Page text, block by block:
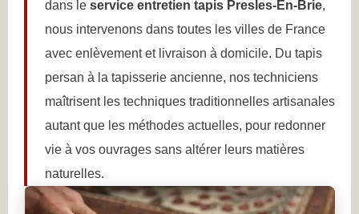
dans le service entretien tapis Presles-En-Brie,
nous intervenons dans toutes les villes de France
avec enlèvement et livraison à domicile. Du tapis
persan à la tapisserie ancienne, nos techniciens
maîtrisent les techniques traditionnelles artisanales
autant que les méthodes actuelles, pour redonner
vie à vos ouvrages sans altérer leurs matières
naturelles.